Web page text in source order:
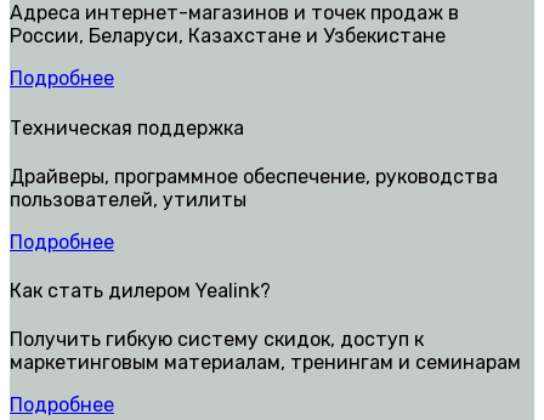
Адреса интернет-магазинов и точек продаж в
России, Беларуси, Казахстане и Узбекистане
Подробнее
Техническая поддержка
Драйверы, программное обеспечение, руководства
пользователей, утилиты
Подробнее
Как стать дилером Yealink?
Получить гибкую систему скидок, доступ к
маркетинговым материалам, тренингам и семинарам
Подробнее